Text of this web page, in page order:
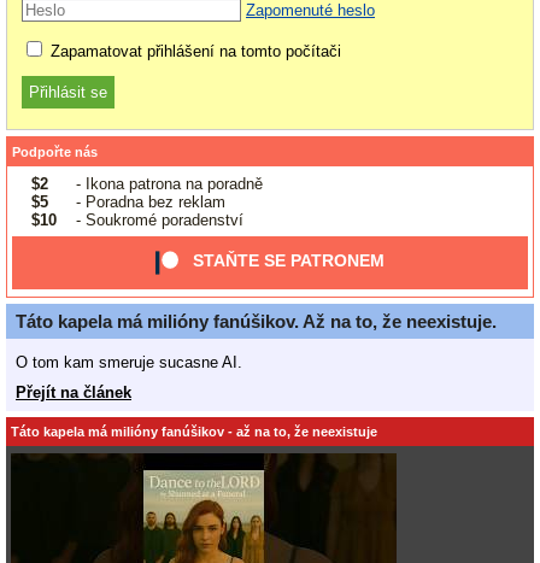
Zapomenuté heslo
Zapamatovat přihlášení na tomto počítači
Podpořte nás
$2
- Ikona patrona na poradně
$5
- Poradna bez reklam
$10
- Soukromé poradenství
STAŇTE SE PATRONEM
Táto kapela má milióny fanúšikov. Až na to, že neexistuje.
O tom kam smeruje sucasne AI.
Přejít na článek
Táto kapela má milióny fanúšikov - až na to, že neexistuje